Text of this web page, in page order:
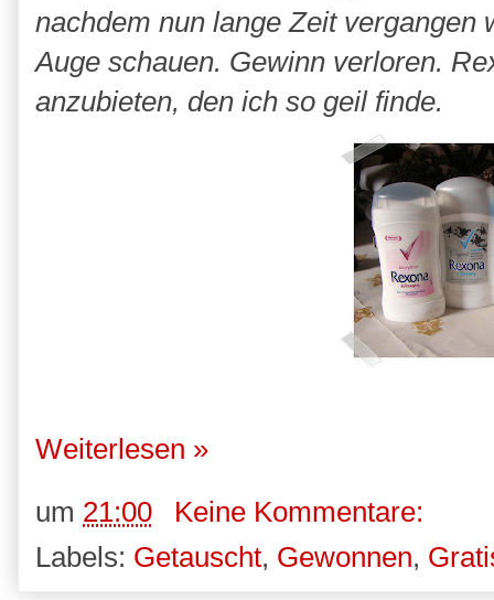
nachdem nun lange Zeit
Auge schauen. Gewinn verloren.
anzubieten, den ich so geil finde.
Weiterlesen »
um 21:00
Keine Kommentare:
Labels: Getauscht, Gewonnen,